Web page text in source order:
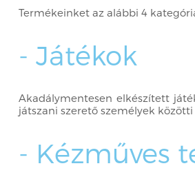
Termékeinket az alábbi 4
- Játékok
Akadálymentesen elkészített
játszani szerető személyek
- Kézműves